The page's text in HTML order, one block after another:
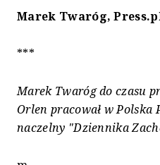
Marek Twaróg,
***
Marek Twaróg do czasu
Orlen pracował w Polska
naczelny "Dziennika